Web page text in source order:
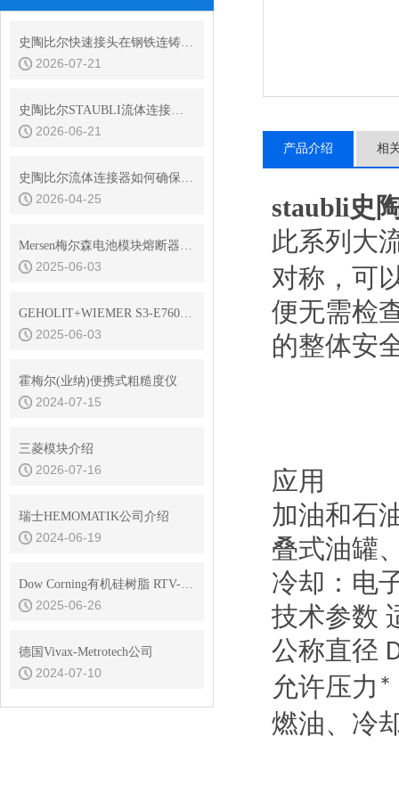
史陶比尔快速接头在钢铁连铸设备结晶器冷却水快换中的耐振动性
2026-07-21
史陶比尔STAUBLI流体连接器的平面阀技术与无滴漏设计
2026-06-21
史陶比尔流体连接器如何确保连接处的密封？
2026-04-25
Mersen梅尔森电池模块熔断器熔体额定电流的确定原则是什么
2025-06-03
GEHOLIT+WIEMER S3-E7600耐高温油漆
2025-06-03
霍梅尔(业纳)便携式粗糙度仪
2024-07-15
三菱模块介绍
2026-07-16
瑞士HEMOMATIK公司介绍
2024-06-19
Dow Corning有机硅树脂 RTV-3145 是电子元器件的守护神，透明密封
2025-06-26
德国Vivax-Metrotech公司
2024-07-10
产品介绍 相
staubli史
此系列大
对称，可
便无需检
的整体安
应用
加油和石
叠式油罐
冷却：电
技术参数
公称直径
允许压力 *
燃油、冷